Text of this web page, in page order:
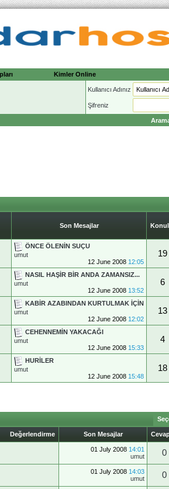
Kimler Online
Kullanıcı Adınız
Şifreniz
Son Mesajlar
ÖNCE ÖLENİN SUÇU
umut
12 June 2008 12:05
19
NASIL HAŞİR BİR ANDA ZAMANSIZ...
umut
12 June 2008 13:52
6
KABİR AZABINDAN KURTULMAK İÇİN
umut
12 June 2008 12:02
13
CEHENNEMİN YAKACAĞI
umut
12 June 2008 15:33
4
HURİLER
umut
12 June 2008 15:48
18
Değerlendirme Son Mesajlar
01 July 2008 14:01
umut
0
01 July 2008 14:03
umut
0